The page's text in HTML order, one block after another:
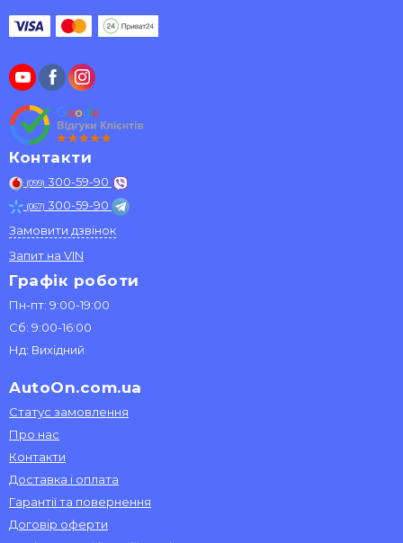
Контакти
(099) 300-59-90
(067) 300-59-90
Замовити дзвінок
Запит на VIN
Графік роботи
Пн-пт: 9:00-19:00
Сб: 9:00-16:00
Нд: Вихідний
AutoOn.com.ua
Статус замовлення
Про нас
Контакти
Доставка і оплата
Гарантії та повернення
Договір оферти